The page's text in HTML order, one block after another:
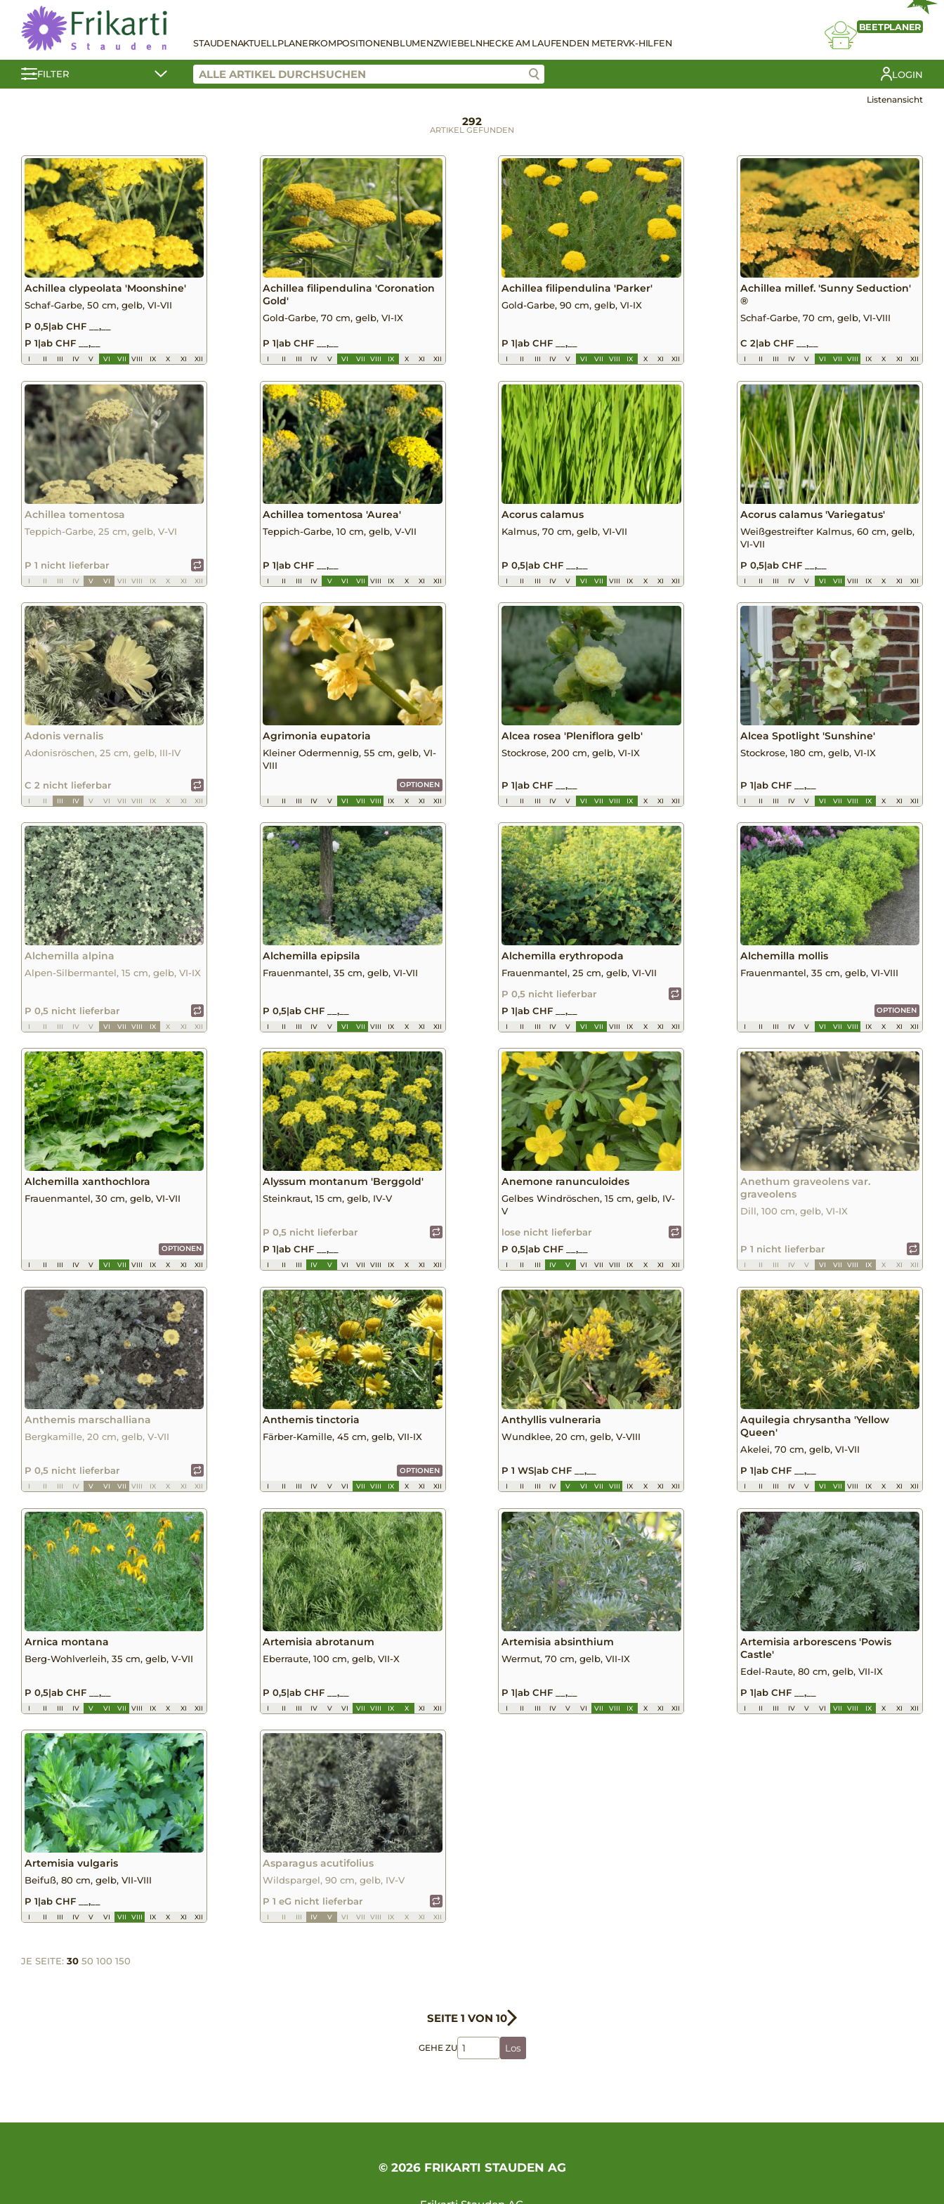
STAUDENAKTUELLPLANERKOMPOSITIONENBLUMENZWIEBELNHECKE AM LAUFENDEN METERVK-HILFEN
NEU
BEETPLANER
FILTER LOGIN
Listenansicht
292
ARTIKEL GEFUNDEN
Achillea clypeolata 'Moonshine'
Schaf-Garbe, 50 cm, gelb, VI-VII
P 0,5|ab CHF __,__
P 1|ab CHF __,__
I II III IV V VI VII VIII IX X XI XII
Achillea filipendulina 'Coronation
Gold'
Gold-Garbe, 70 cm, gelb, VI-IX
P 1|ab CHF __,__
I II III IV V VI VII VIII IX X XI XII
Achillea filipendulina 'Parker'
Gold-Garbe, 90 cm, gelb, VI-IX
P 1|ab CHF __,__
I II III IV V VI VII VIII IX X XI XII
Achillea millef. 'Sunny Seduction'
®
Schaf-Garbe, 70 cm, gelb, VI-VIII
C 2|ab CHF __,__
I II III IV V VI VII VIII IX X XI XII
Achillea tomentosa
Teppich-Garbe, 25 cm, gelb, V-VI
P 1 nicht lieferbar
I II III IV V VI VII VIII IX X XI XII
Achillea tomentosa 'Aurea'
Teppich-Garbe, 10 cm, gelb, V-VII
P 1|ab CHF __,__
I II III IV V VI VII VIII IX X XI XII
Acorus calamus
Kalmus, 70 cm, gelb, VI-VII
P 0,5|ab CHF __,__
I II III IV V VI VII VIII IX X XI XII
Acorus calamus 'Variegatus'
Weißgestreifter Kalmus, 60 cm, gelb,
VI-VII
P 0,5|ab CHF __,__
I II III IV V VI VII VIII IX X XI XII
Adonis vernalis
Adonisröschen, 25 cm, gelb, III-IV
C 2 nicht lieferbar
I II III IV V VI VII VIII IX X XI XII
Agrimonia eupatoria
Kleiner Odermennig, 55 cm, gelb, VI-
VIII
OPTIONEN
I II III IV V VI VII VIII IX X XI XII
Alcea rosea 'Pleniflora gelb'
Stockrose, 200 cm, gelb, VI-IX
P 1|ab CHF __,__
I II III IV V VI VII VIII IX X XI XII
Alcea Spotlight 'Sunshine'
Stockrose, 180 cm, gelb, VI-IX
P 1|ab CHF __,__
I II III IV V VI VII VIII IX X XI XII
Alchemilla alpina
Alpen-Silbermantel, 15 cm, gelb, VI-IX
P 0,5 nicht lieferbar
I II III IV V VI VII VIII IX X XI XII
Alchemilla epipsila
Frauenmantel, 35 cm, gelb, VI-VII
P 0,5|ab CHF __,__
I II III IV V VI VII VIII IX X XI XII
Alchemilla erythropoda
Frauenmantel, 25 cm, gelb, VI-VII
P 0,5 nicht lieferbar
P 1|ab CHF __,__
I II III IV V VI VII VIII IX X XI XII
Alchemilla mollis
Frauenmantel, 35 cm, gelb, VI-VIII
OPTIONEN
I II III IV V VI VII VIII IX X XI XII
Alchemilla xanthochlora
Frauenmantel, 30 cm, gelb, VI-VII
OPTIONEN
I II III IV V VI VII VIII IX X XI XII
Alyssum montanum 'Berggold'
Steinkraut, 15 cm, gelb, IV-V
P 0,5 nicht lieferbar
P 1|ab CHF __,__
I II III IV V VI VII VIII IX X XI XII
Anemone ranunculoides
Gelbes Windröschen, 15 cm, gelb, IV-
V
lose nicht lieferbar
P 0,5|ab CHF __,__
I II III IV V VI VII VIII IX X XI XII
Anethum graveolens var.
graveolens
Dill, 100 cm, gelb, VI-IX
P 1 nicht lieferbar
I II III IV V VI VII VIII IX X XI XII
Anthemis marschalliana
Bergkamille, 20 cm, gelb, V-VII
P 0,5 nicht lieferbar
I II III IV V VI VII VIII IX X XI XII
Anthemis tinctoria
Färber-Kamille, 45 cm, gelb, VII-IX
OPTIONEN
I II III IV V VI VII VIII IX X XI XII
Anthyllis vulneraria
Wundklee, 20 cm, gelb, V-VIII
P 1 WS|ab CHF __,__
I II III IV V VI VII VIII IX X XI XII
Aquilegia chrysantha 'Yellow
Queen'
Akelei, 70 cm, gelb, VI-VII
P 1|ab CHF __,__
I II III IV V VI VII VIII IX X XI XII
Arnica montana
Berg-Wohlverleih, 35 cm, gelb, V-VII
P 0,5|ab CHF __,__
I II III IV V VI VII VIII IX X XI XII
Artemisia abrotanum
Eberraute, 100 cm, gelb, VII-X
P 0,5|ab CHF __,__
I II III IV V VI VII VIII IX X XI XII
Artemisia absinthium
Wermut, 70 cm, gelb, VII-IX
P 1|ab CHF __,__
I II III IV V VI VII VIII IX X XI XII
Artemisia arborescens 'Powis
Castle'
Edel-Raute, 80 cm, gelb, VII-IX
P 1|ab CHF __,__
I II III IV V VI VII VIII IX X XI XII
Artemisia vulgaris
Beifuß, 80 cm, gelb, VII-VIII
P 1|ab CHF __,__
I II III IV V VI VII VIII IX X XI XII
Asparagus acutifolius
Wildspargel, 90 cm, gelb, IV-V
P 1 eG nicht lieferbar
I II III IV V VI VII VIII IX X XI XII
JE SEITE: 30 50 100 150
SEITE 1 VON 10
GEHE ZU Los
© 2026 FRIKARTI STAUDEN AG